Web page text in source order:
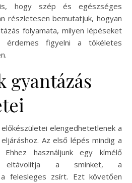
hogy szép és egészséges
részletesen bemutatjuk, hogyan
folyamata, milyen lépéseket
figyelni a tökéletes
gyantázás
elengedhetetlenek a
Az első lépés mindig a
használjunk egy kímélő
eltávolítja a sminket, a
felesleges zsírt. Ezt követően